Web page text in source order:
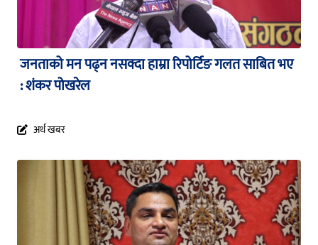
जनताको मन पढ्न नसक्दा हाम्रा रिपोर्टिङ गलत साबित भए
: शंकर पोखरेल
अर्थ खबर